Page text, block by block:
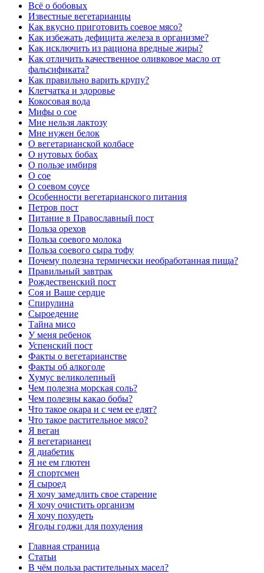
Всё о бобовых
Известные вегетарианцы
Как вкусно приготовить соевое мясо?
Как избежать дефицита железа в организме?
Как исключить из рациона вредные жиры?
Как отличить качественное оливковое масло от
фальсификата?
Как правильно варить крупу?
Клетчатка и здоровье
Кокосовая вода
Мифы о сое
Мне нельзя лактозу
Мне нужен белок
О вегетарианской колбасе
О нутовых бобах
О пользе имбиря
О сое
О соевом соусе
Особенности вегетарианского питания
Петров пост
Питание в Православный пост
Польза орехов
Польза соевого молока
Польза соевого сыра тофу
Почему полезна термически необработанная пища?
Правильный завтрак
Рождественский пост
Соя и Ваше сердце
Спирулина
Сыроедение
Тайна мисо
У меня ребенок
Успенский пост
Факты о вегетарианстве
Факты об алкоголе
Хумус великолепный
Чем полезна морская соль?
Чем полезны какао бобы?
Что такое окара и с чем ее едят?
Что такое растительное мясо?
Я веган
Я вегетарианец
Я диабетик
Я не ем глютен
Я спортсмен
Я сыроед
Я хочу замедлить свое старение
Я хочу очистить организм
Я хочу похудеть
Ягоды годжи для похудения
Главная страница
Статьи
В чём польза растительных масел?